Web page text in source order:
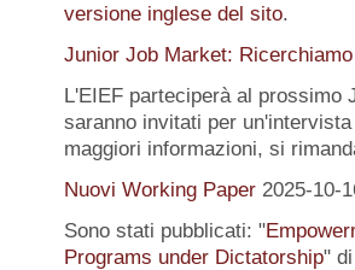
versione inglese del sito.
Junior Job Market:
L'EIEF parteciperà al prossimo
saranno invitati per
maggiori informazioni, si
Nuovi Working Paper 2025-10-
Sono stati pubblicati: "
Programs under Dictatorship"